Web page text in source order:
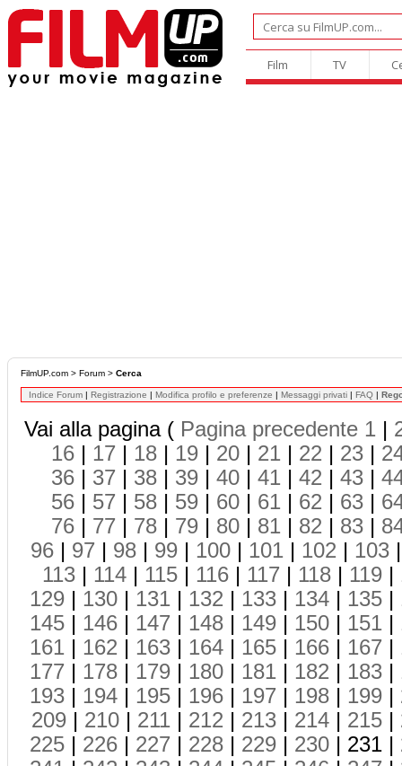
Film TV
FilmUP.com > Forum > Cerca
Indice Forum | Registrazione | Modifica profilo e preferenze | Messaggi privati | FAQ |
Vai alla pagina ( Pagina precedente 1 |
16 | 17 | 18 | 19 | 20 | 21 | 22 | 23 |
36 | 37 | 38 | 39 | 40 | 41 | 42 | 43 |
56 | 57 | 58 | 59 | 60 | 61 | 62 | 63 |
76 | 77 | 78 | 79 | 80 | 81 | 82 | 83 |
96 | 97 | 98 | 99 | 100 | 101 | 102 | 103
113 | 114 | 115 | 116 | 117 | 118 | 119 |
129 | 130 | 131 | 132 | 133 | 134 | 135 |
145 | 146 | 147 | 148 | 149 | 150 | 151 |
161 | 162 | 163 | 164 | 165 | 166 | 167 |
177 | 178 | 179 | 180 | 181 | 182 | 183 |
193 | 194 | 195 | 196 | 197 | 198 | 199 |
209 | 210 | 211 | 212 | 213 | 214 | 215 |
225 | 226 | 227 | 228 | 229 | 230 | 231 |